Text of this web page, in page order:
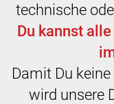
technische
Du kannst
Damit Du
wird unsere